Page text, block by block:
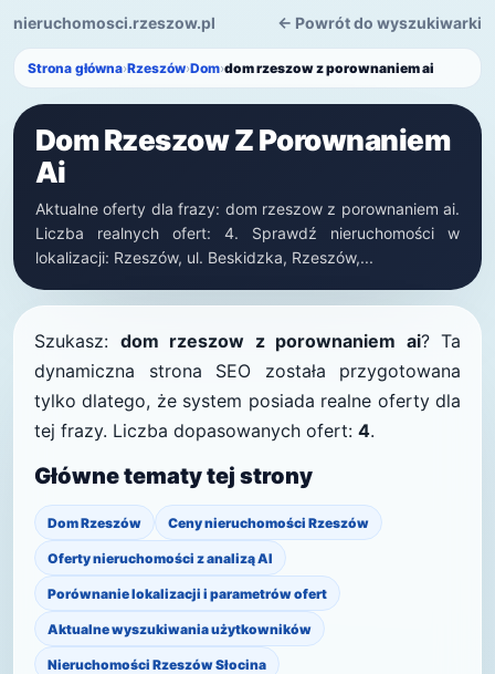
nieruchomosci.rzeszow.pl ← Powrót do wyszukiwarki
Strona główna›Rzeszów›Dom›dom rzeszow z porownaniem ai
Dom Rzeszow Z Porownaniem
Ai
Aktualne oferty dla frazy: dom rzeszow z porownaniem ai.
Liczba realnych ofert: 4. Sprawdź nieruchomości w
lokalizacji: Rzeszów, ul. Beskidzka, Rzeszów,...
Szukasz: dom rzeszow z porownaniem ai? Ta
dynamiczna strona SEO została przygotowana
tylko dlatego, że system posiada realne oferty dla
tej frazy. Liczba dopasowanych ofert: 4.
Główne tematy tej strony
Dom Rzeszów Ceny nieruchomości Rzeszów
Oferty nieruchomości z analizą AI
Porównanie lokalizacji i parametrów ofert
Aktualne wyszukiwania użytkowników
Nieruchomości Rzeszów Słocina